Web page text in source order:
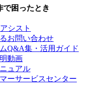
で困ったとき
シスト
お問い合わせ
Q&A集・活用ガイド
動画
ュアル
ーサービスセンター